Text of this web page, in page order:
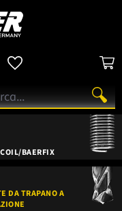
BAERFIX
DA TRAPANO A